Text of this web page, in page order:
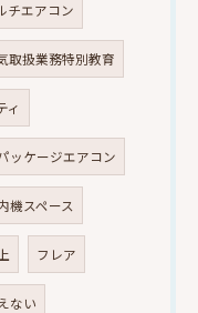
チエアコン
取扱業務特別教育
ィ
ッケージエアコン
機スペース
フレア
ない